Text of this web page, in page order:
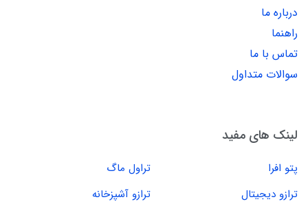
درباره ما
راهنما
تماس با ما
سوالات متداول
لینک های مفید
پتو افرا
تراول ماگ
ترازو دیجیتال
ترازو آشپزخانه